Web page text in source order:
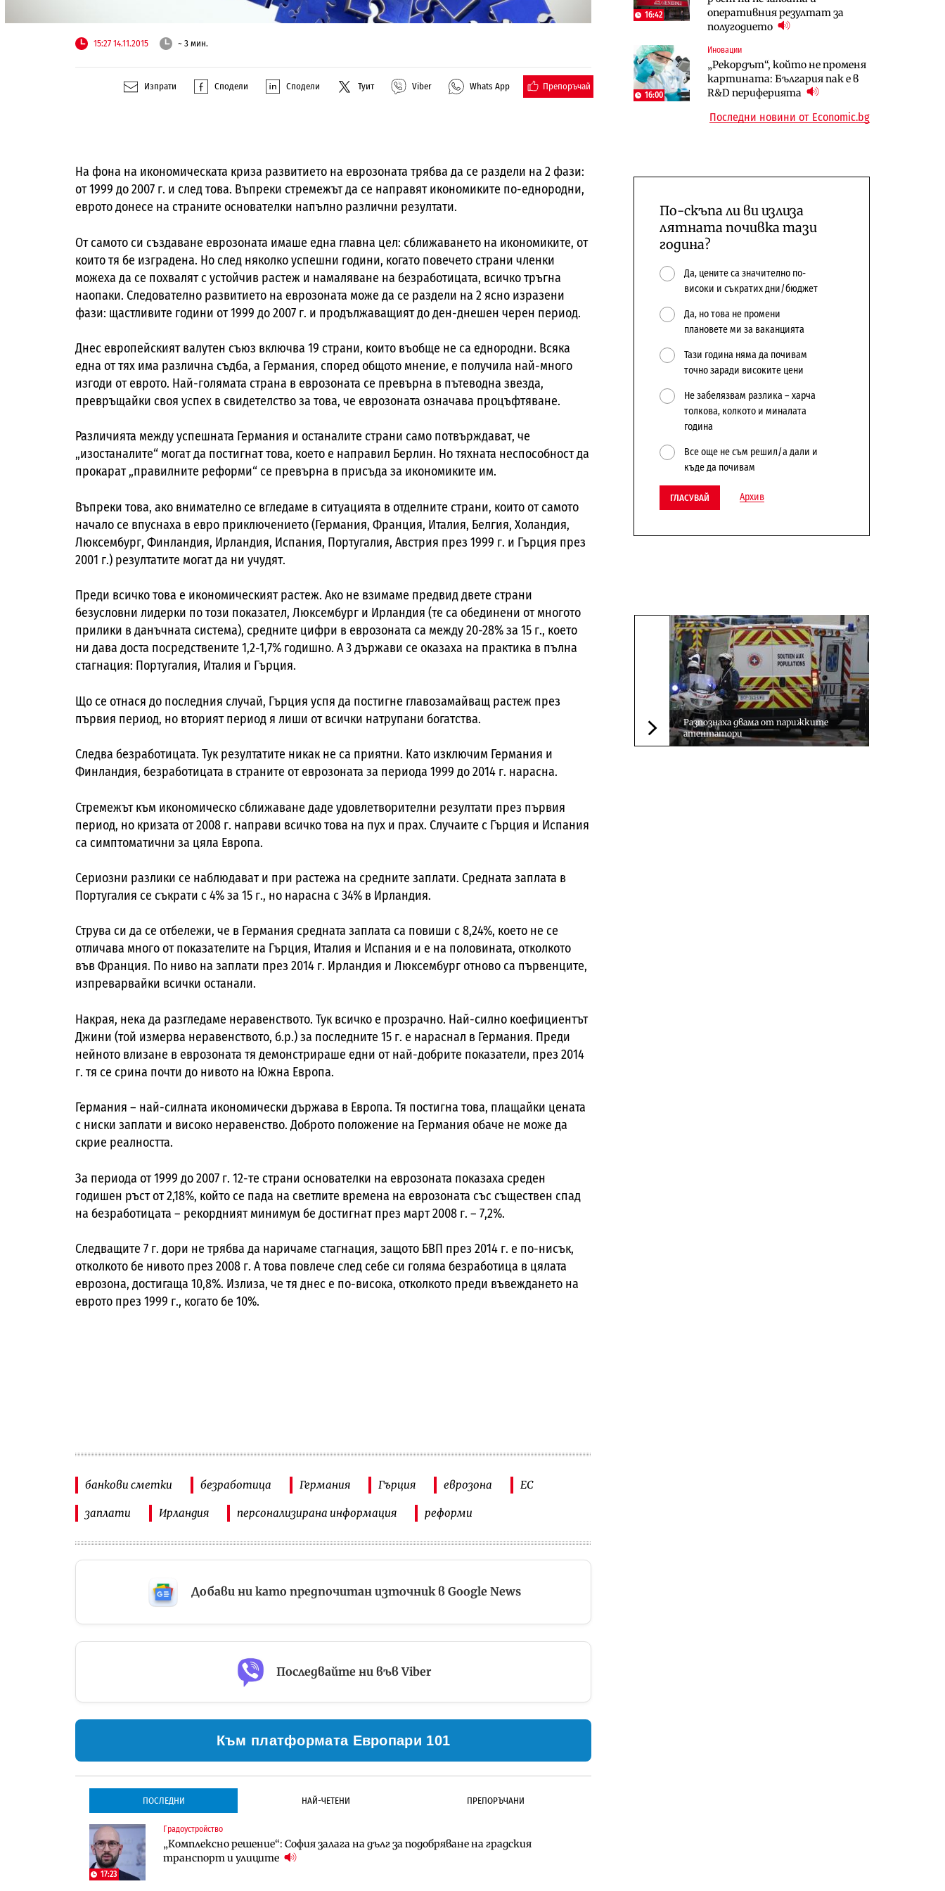
15:27 14.11.2015 ~ 3 мин.
Изпрати Сподели Сподели Туит Viber Whats App Препоръчай
На фона на икономическата криза развитието на еврозоната трябва да се раздели на 2 фази:
от 1999 до 2007 г. и след това. Въпреки стремежът да се направят икономиките по-еднородни,
еврото донесе на страните основателки напълно различни резултати.
От самото си създаване еврозоната имаше една главна цел: сближаването на икономиките, от
които тя бе изградена. Но след няколко успешни години, когато повечето страни членки
можеха да се похвалят с устойчив растеж и намаляване на безработицата, всичко тръгна
наопаки. Следователно развитието на еврозоната може да се раздели на 2 ясно изразени
фази: щастливите години от 1999 до 2007 г. и продължаващият до ден-днешен черен период.
Днес европейският валутен съюз включва 19 страни, които въобще не са еднородни. Всяка
една от тях има различна съдба, а Германия, според общото мнение, е получила най-много
изгоди от еврото. Най-голямата страна в еврозоната се превърна в пътеводна звезда,
превръщайки своя успех в свидетелство за това, че еврозоната означава процъфтяване.
Различията между успешната Германия и останалите страни само потвърждават, че
„изостаналите“ могат да постигнат това, което е направил Берлин. Но тяхната неспособност да
прокарат „правилните реформи“ се превърна в присъда за икономиките им.
Въпреки това, ако внимателно се вгледаме в ситуацията в отделните страни, които от самото
начало се впуснаха в евро приключението (Германия, Франция, Италия, Белгия, Холандия,
Люксембург, Финландия, Ирландия, Испания, Португалия, Австрия през 1999 г. и Гърция през
2001 г.) резултатите могат да ни учудят.
Преди всичко това е икономическият растеж. Ако не взимаме предвид двете страни
безусловни лидерки по този показател, Люксембург и Ирландия (те са обединени от многото
прилики в данъчната система), средните цифри в еврозоната са между 20-28% за 15 г., което
ни дава доста посредствените 1,2-1,7% годишно. А 3 държави се оказаха на практика в пълна
стагнация: Португалия, Италия и Гърция.
Що се отнася до последния случай, Гърция успя да постигне главозамайващ растеж през
първия период, но вторият период я лиши от всички натрупани богатства.
Следва безработицата. Тук резултатите никак не са приятни. Като изключим Германия и
Финландия, безработицата в страните от еврозоната за периода 1999 до 2014 г. нарасна.
Стремежът към икономическо сближаване даде удовлетворителни резултати през първия
период, но кризата от 2008 г. направи всичко това на пух и прах. Случаите с Гърция и Испания
са симптоматични за цяла Европа.
Сериозни разлики се наблюдават и при растежа на средните заплати. Средната заплата в
Португалия се съкрати с 4% за 15 г., но нарасна с 34% в Ирландия.
Струва си да се отбележи, че в Германия средната заплата са повиши с 8,24%, което не се
отличава много от показателите на Гърция, Италия и Испания и е на половината, отколкото
във Франция. По ниво на заплати през 2014 г. Ирландия и Люксембург отново са първенците,
изпреварвайки всички останали.
Накрая, нека да разгледаме неравенството. Тук всичко е прозрачно. Най-силно коефициентът
Джини (той измерва неравенството, б.р.) за последните 15 г. е нараснал в Германия. Преди
нейното влизане в еврозоната тя демонстрираше едни от най-добрите показатели, през 2014
г. тя се срина почти до нивото на Южна Европа.
Германия – най-силната икономически държава в Европа. Тя постигна това, плащайки цената
с ниски заплати и високо неравенство. Доброто положение на Германия обаче не може да
скрие реалността.
За периода от 1999 до 2007 г. 12-те страни основателки на еврозоната показаха среден
годишен ръст от 2,18%, който се пада на светлите времена на еврозоната със съществен спад
на безработицата – рекордният минимум бе достигнат през март 2008 г. – 7,2%.
Следващите 7 г. дори не трябва да наричаме стагнация, защото БВП през 2014 г. е по-нисък,
отколкото бе нивото през 2008 г. А това повлече след себе си голяма безработица в цялата
еврозона, достигаща 10,8%. Излиза, че тя днес е по-висока, отколкото преди въвеждането на
еврото през 1999 г., когато бе 10%.
банкови сметки безработица Германия Гърция еврозона ЕС
заплати Ирландия персонализирана информация реформи
Добави ни като предпочитан източник в Google News
Последвайте ни във Viber
Към платформата Европари 101
ПОСЛЕДНИ НАЙ-ЧЕТЕНИ ПРЕПОРЪЧАНИ
17:23
Градоустройство
„Комплексно решение“: София залага на дълг за подобряване на градския
транспорт и улиците
Градоустройство
Столична община избра изпълнител за преместването на трамвайното
трасе по бул. „Скобелев“
Инфраструктура
Проектирането на тунела под Петрохан ще върви паралелно с екологичните
оценки
16:42
оперативния резултат за
полугодието
16:00
Иновации
„Рекордът“, който не променя
картината: България пак е в
R&D периферията
откажат напълно от Google
Компании
„Ендуросат“ ще строи огромен
космически и отбранителен
център в Доброславци
център в Доброславци
10:12
Държавният ТЕЦ „Марица
изток 2“ работи с 5 блока
Последни новини от Economic.bg
По-скъпа ли ви излиза
лятната почивка тази
година?
Да, цените са значително по-
високи и съкратих дни/бюджет
Да, но това не промени
плановете ми за ваканцията
Тази година няма да почивам
точно заради високите цени
Не забелязвам разлика – харча
толкова, колкото и миналата
година
Все още не съм решил/а дали и
къде да почивам
ГЛАСУВАЙ Архив
Следваща новина
Разпознаха двама от парижките
атентатори